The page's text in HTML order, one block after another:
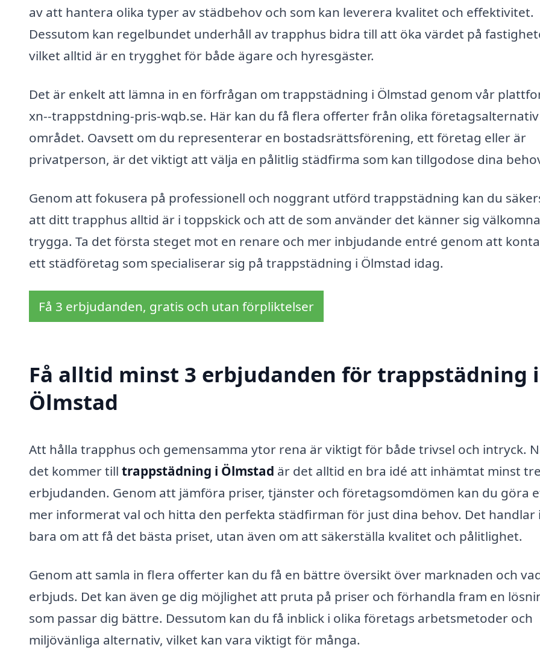
av att hantera olika typer av städbehov och som kan leverera kvalitet och effektivitet.
Dessutom kan regelbundet underhåll av trapphus bidra till att öka värdet på
vilket alltid är en trygghet för både ägare och hyresgäster.
Det är enkelt att lämna in en förfrågan om trappstädning i Ölmstad genom vår
xn--trappstdning-pris-wqb.se. Här kan du få flera offerter från olika
området. Oavsett om du representerar en bostadsrättsförening, ett företag eller är
privatperson, är det viktigt att välja en pålitlig städfirma som kan tillgodose dina
Genom att fokusera på professionell och noggrant utförd trappstädning kan du
att ditt trapphus alltid är i toppskick och att de som använder det känner sig
trygga. Ta det första steget mot en renare och mer inbjudande entré genom att
ett städföretag som specialiserar sig på trappstädning i Ölmstad idag.
Få 3 erbjudanden, gratis och utan förpliktelser
Få alltid minst 3 erbjudanden för trappstädning i
Ölmstad
Att hålla trapphus och gemensamma ytor rena är viktigt för både trivsel och intryck.
det kommer till trappstädning i Ölmstad är det alltid en bra idé att inhämtat minst
erbjudanden. Genom att jämföra priser, tjänster och företagsomdömen kan du göra
mer informerat val och hitta den perfekta städfirman för just dina behov. Det handlar
bara om att få det bästa priset, utan även om att säkerställa kvalitet och pålitlighet.
Genom att samla in flera offerter kan du få en bättre översikt över marknaden och
erbjuds. Det kan även ge dig möjlighet att pruta på priser och förhandla fram en
som passar dig bättre. Dessutom kan du få inblick i olika företags arbetsmetoder och
miljövänliga alternativ, vilket kan vara viktigt för många.